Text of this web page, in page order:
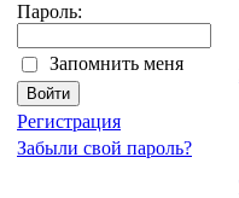
Пароль:
Запомнить меня
Регистрация
Забыли свой пароль?